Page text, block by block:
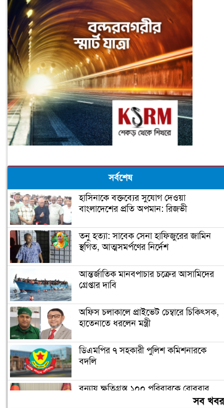
সর্বশেষ
হাসিনাকে বক্তব্যের সুযোগ দেওয়া
বাংলাদেশের প্রতি অপমান: রিজভী
তনু হত্যা: সাবেক সেনা হাফিজুরের জামিন
স্থগিত, আত্মসমর্পণের নির্দেশ
আন্তর্জাতিক মানবপাচার চক্রের আসামিদের
গ্রেপ্তার দাবি
অফিস চলাকালে প্রাইভেট চেম্বারে চিকিৎসক,
হাতেনাতে ধরলেন মন্ত্রী
ডিএমপির ৭ সহকারী পুলিশ কমিশনারকে
বদলি
বন্যায় ক্ষতিগ্রস্ত ১০০ পরিবারকে রোববার
সব